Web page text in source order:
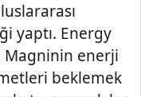
yaptı. Energy
Magninin enerji
beklemek